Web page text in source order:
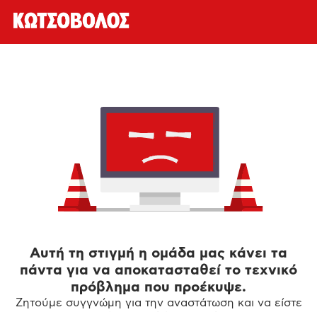
Αυτή τη στιγμή η ομάδα μας κάνει τα
πάντα για να αποκατασταθεί το τεχνικό
πρόβλημα που προέκυψε.
Ζητούμε συγγνώμη για την αναστάτωση και να είστε